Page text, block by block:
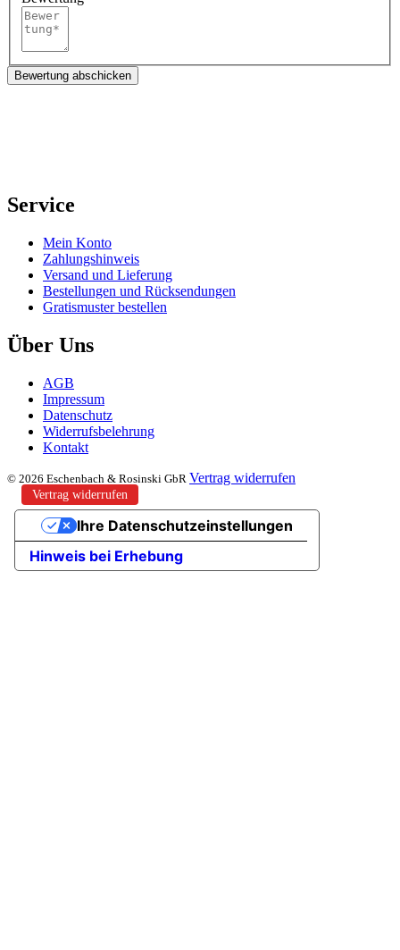
Bewertung abschicken
Service
Mein Konto
Zahlungshinweis
Versand und Lieferung
Bestellungen und Rücksendungen
Gratismuster bestellen
Über Uns
AGB
Impressum
Datenschutz
Widerrufsbelehrung
Kontakt
© 2026 Eschenbach & Rosinski GbR Vertrag widerrufen
Vertrag widerrufen
Hinweis bei Erhebung
Ihre Datenschutzeinstellungen